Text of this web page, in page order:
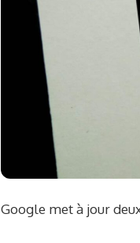
Google met à jour